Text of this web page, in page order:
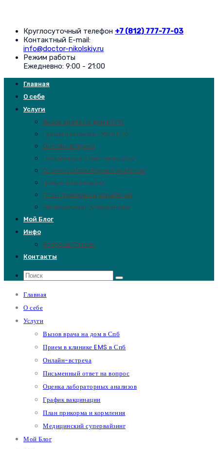
Круглосуточный телефон +7 (812) 777-77-03
Контактный E-mail:
info@doctor-nikolskiy.ru
Режим работы
Ежедневно: 9:00 - 21:00
Главная
О себе
Услуги
Вызов врача на дом в Спб
Прием в клинике EMS в Спб
Онлайн-встреча
Письменный ответ на вопрос
Оценка лабораторных анализов
График вакцинации
План прикорма и кормления
Медицинский супервайзинг
Мой Блог
Инфо
Вопросы/Ответы
Контакты
Главная
О себе
Услуги
Вызов врача на дом в Спб
Прием в клинике EMS в Спб
Онлайн-встреча
Письменный ответ на вопрос
Оценка лабораторных анализов
График вакцинации
План прикорма и кормления
Медицинский супервайзинг
Мой Блог